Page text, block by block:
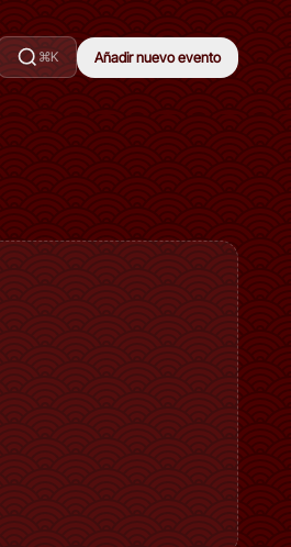
⌘K Añadir nuevo evento